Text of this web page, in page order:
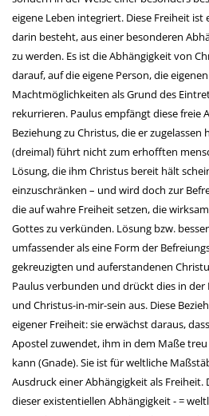
eigene Leben integriert. Diese Freiheit ist
darin besteht, aus einer besonderen
zu werden. Es ist die Abhängigkeit von
darauf, auf die eigene Person, die
Machtmöglichkeiten als Grund des
rekurrieren. Paulus empfängt diese freie
Beziehung zu Christus, die er zugelassen
(dreimal) führt nicht zum erhofften
Lösung, die ihm Christus bereit hält
einzuschränken – und wird doch zur
die auf wahre Freiheit setzen, die
Gottes zu verkünden. Lösung bzw.
umfassender als eine Form der
gekreuzigten und auferstandenen
Paulus verbunden und drückt dies in der
und Christus-in-mir-sein aus. Diese
eigener Freiheit: sie erwächst daraus,
Apostel zuwendet, ihm in dem Maße
kann (Gnade). Sie ist für weltliche
Ausdruck einer Abhängigkeit als
dieser existentiellen Abhängigkeit - =